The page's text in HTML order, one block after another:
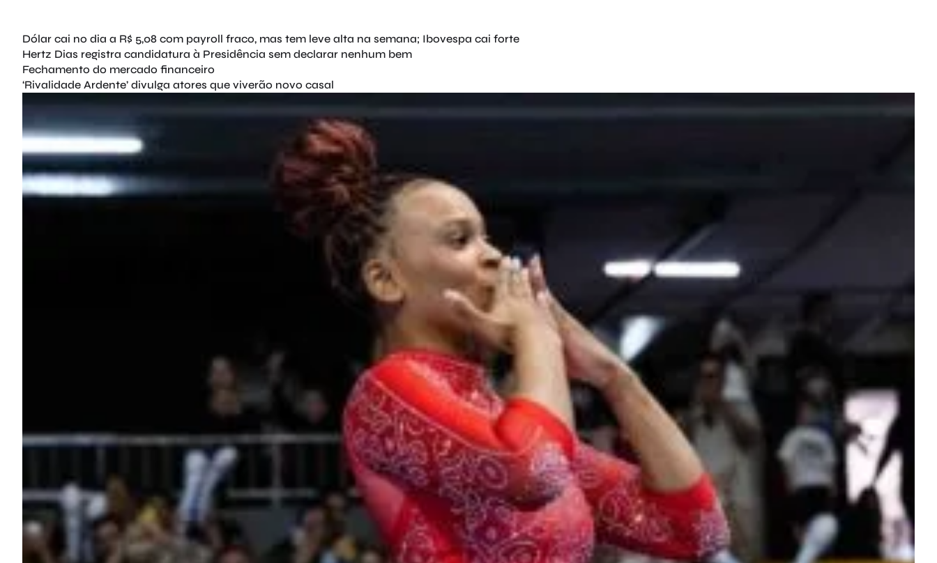
Dólar cai no dia a R$ 5,08 com payroll fraco, mas tem leve alta na semana; Ibovespa cai forte
Hertz Dias registra candidatura à Presidência sem declarar nenhum bem
Fechamento do mercado financeiro
‘Rivalidade Ardente’ divulga atores que viverão novo casal